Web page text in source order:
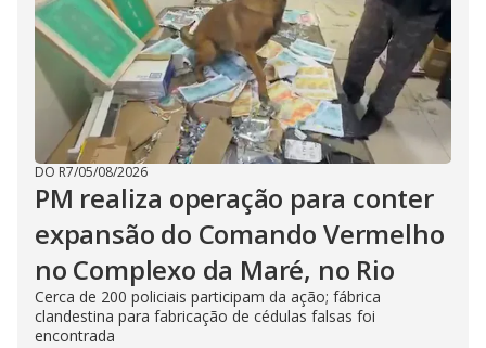
DO R7/05/08/2026
PM realiza operação para conter
expansão do Comando Vermelho
no Complexo da Maré, no Rio
Cerca de 200 policiais participam da ação; fábrica
clandestina para fabricação de cédulas falsas foi
encontrada